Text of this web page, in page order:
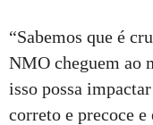
“Sabemos que é
NMO cheguem ao
isso possa
correto e precoce